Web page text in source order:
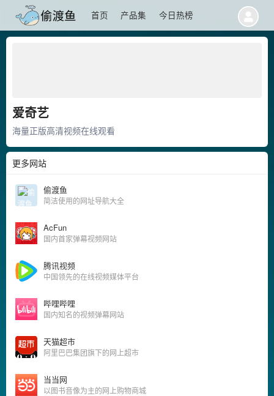
首页 产品集 今日热榜
爱奇艺
海量正版高清视频在线观看
更多网站
偷渡鱼
简洁使用的网址导航大全
AcFun
国内首家弹幕视频网站
腾讯视频
中国领先的在线视频媒体平台
哔哩哔哩
国内知名的视频弹幕网站
天猫超市
阿里巴巴集团旗下的网上超市
当当网
以图书音像为主的网上购物商城